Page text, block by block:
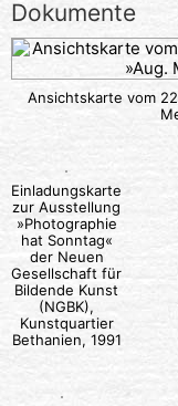
Dokumente
Ansichtskarte vom
Einladungskarte
zur Ausstellung
»Photographie
hat Sonntag«
der Neuen
Gesellschaft für
Bildende Kunst
(NGBK),
Kunstquartier
Bethanien, 1991